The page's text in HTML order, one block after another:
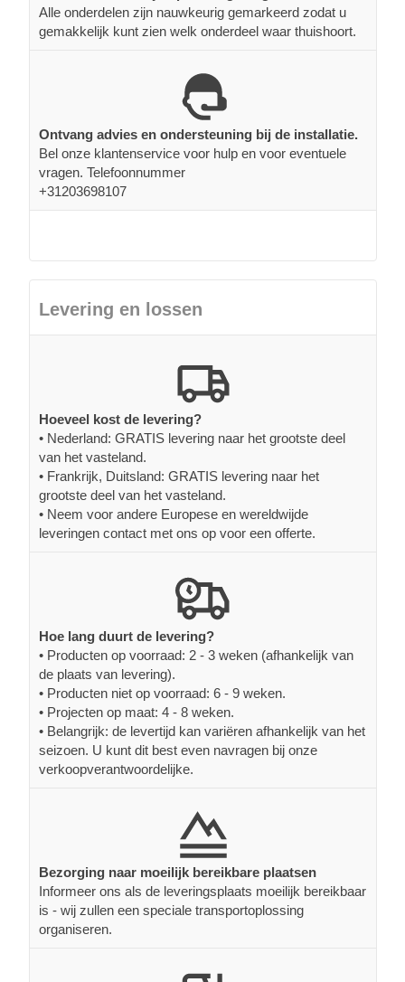
Alle onderdelen zijn nauwkeurig gemarkeerd zodat u
gemakkelijk kunt zien welk onderdeel waar thuishoort.
Ontvang advies en ondersteuning bij de installatie.
Bel onze klantenservice voor hulp en voor eventuele
vragen. Telefoonnummer
+31203698107
Levering en lossen
Hoeveel kost de levering?
• Nederland: GRATIS levering naar het grootste deel
van het vasteland.
• Frankrijk, Duitsland: GRATIS levering naar het
grootste deel van het vasteland.
• Neem voor andere Europese en wereldwijde
leveringen contact met ons op voor een offerte.
Hoe lang duurt de levering?
• Producten op voorraad: 2 - 3 weken (afhankelijk van
de plaats van levering).
• Producten niet op voorraad: 6 - 9 weken.
• Projecten op maat: 4 - 8 weken.
• Belangrijk: de levertijd kan variëren afhankelijk van het
seizoen. U kunt dit best even navragen bij onze
verkoopverantwoordelijke.
Bezorging naar moeilijk bereikbare plaatsen
Informeer ons als de leveringsplaats moeilijk bereikbaar
is - wij zullen een speciale transportoplossing
organiseren.